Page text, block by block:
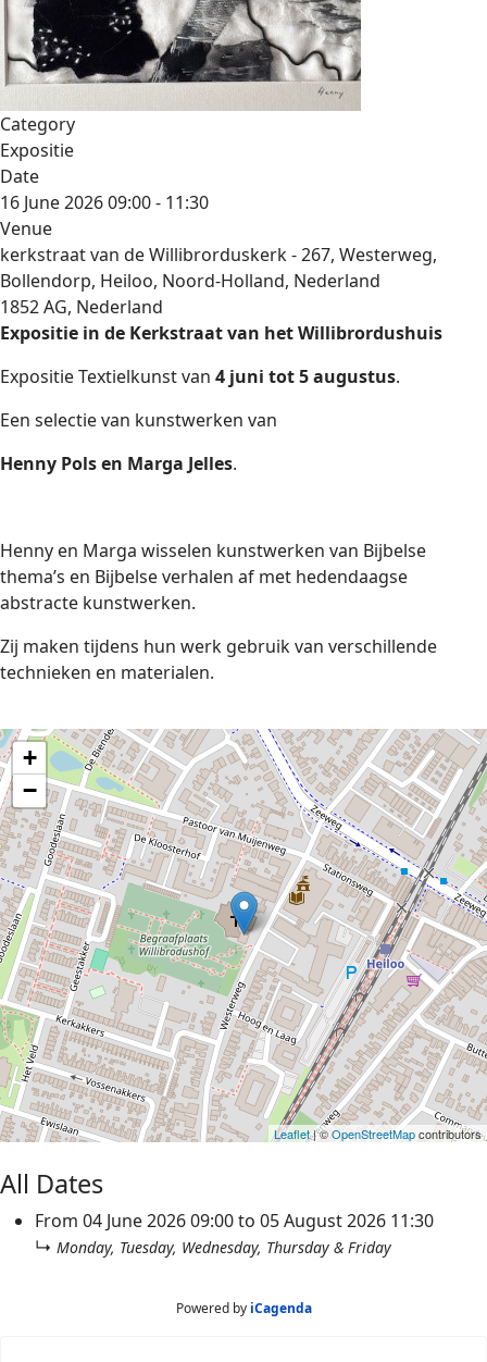
Category
Expositie
Date
16 June 202609:00- 11:30
Venue
kerkstraat van de Willibrorduskerk - 267, Westerweg,
Bollendorp, Heiloo, Noord-Holland, Nederland
1852 AG, Nederland
Expositie in de Kerkstraat van het Willibrordushuis
Expositie Textielkunst van 4 juni tot 5 augustus.
Een selectie van kunstwerken van
Henny Pols en Marga Jelles.
Henny en Marga wisselen kunstwerken van Bijbelse
thema’s en Bijbelse verhalen af met hedendaagse
abstracte kunstwerken.
Zij maken tijdens hun werk gebruik van verschillende
technieken en materialen.
+
−
Leaflet| ©OpenStreetMapcontributors
All Dates
From 04 June 202609:00to 05 August 2026 11:30
↳ Monday, Tuesday, Wednesday, Thursday & Friday
Powered by iCagenda